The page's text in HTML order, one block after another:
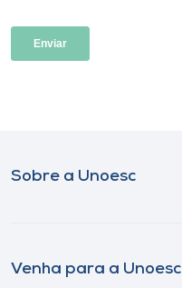
Sobre a Unoesc
Venha para a Unoesc